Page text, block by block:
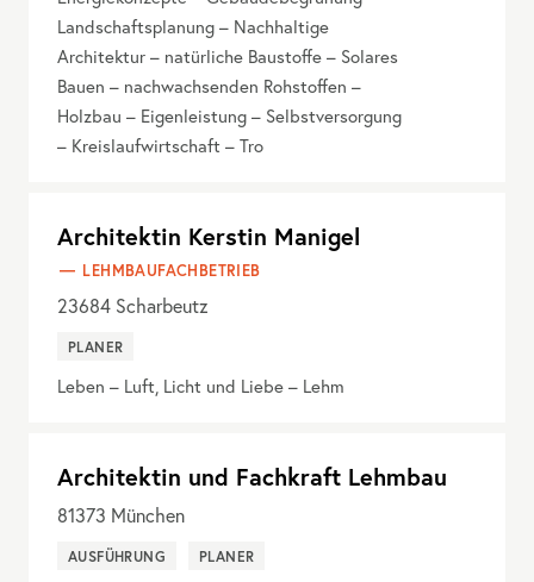
Landschaftsplanung – Nachhaltige
Architektur – natürliche Baustoffe – Solares
Bauen – nachwachsenden Rohstoffen –
Holzbau – Eigenleistung – Selbstversorgung
– Kreislaufwirtschaft – Tro
Architektin Kerstin Manigel
LEHMBAUFACHBETRIEB
23684 Scharbeutz
PLANER
Leben – Luft, Licht und Liebe – Lehm
Architektin und Fachkraft Lehmbau
81373 München
AUSFÜHRUNG PLANER